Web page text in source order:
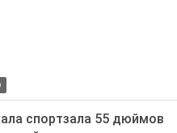
спортзала 55 дюймов